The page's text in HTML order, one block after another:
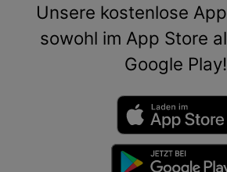
Unsere kostenlose
sowohl im App Store
Google Play!